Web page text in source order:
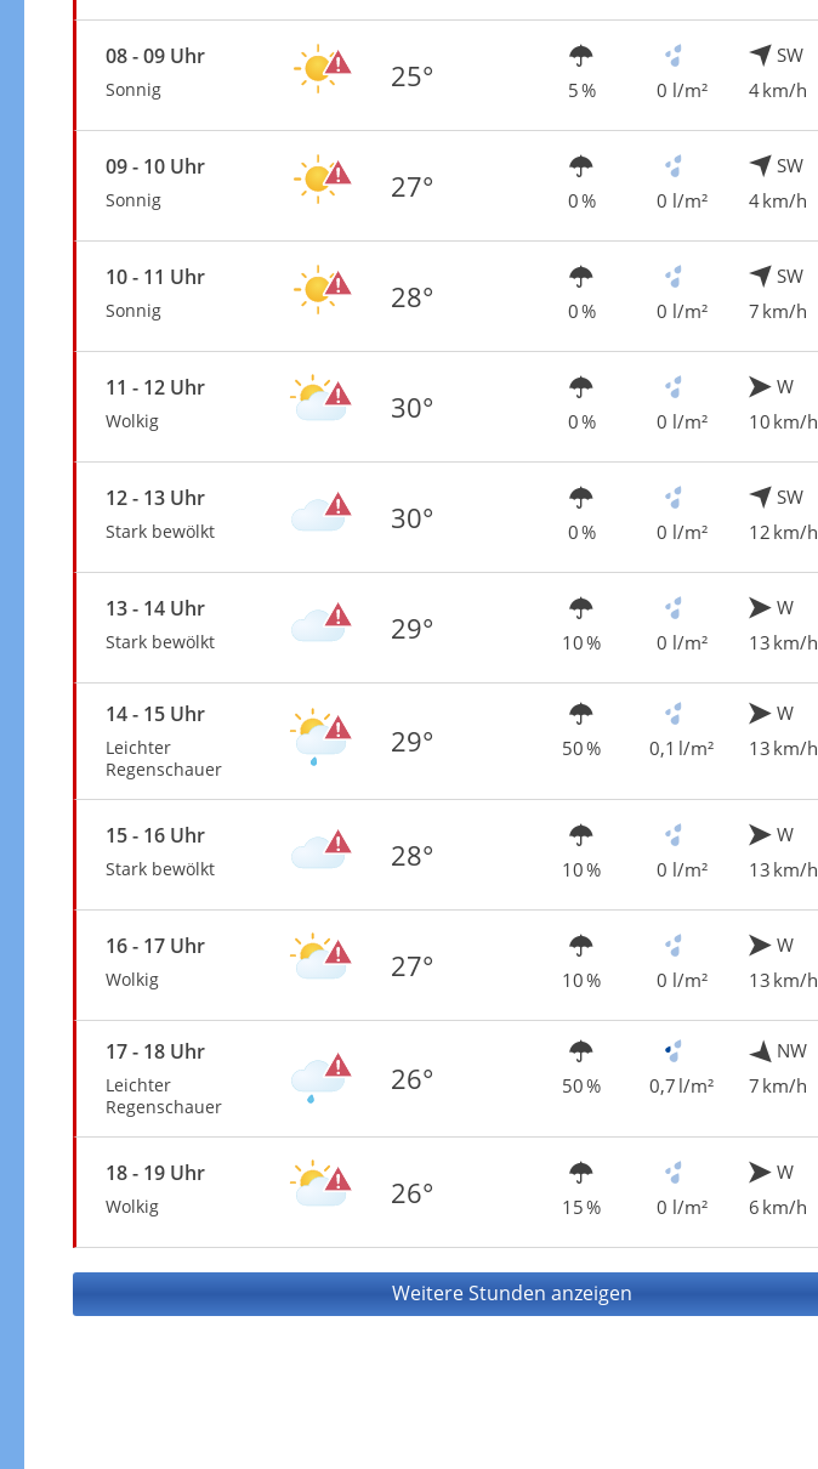
08 - 09 Uhr
Sonnig 25° 5 % 0 l/m²
SW
4 km/h
09 - 10 Uhr
Sonnig 27° 0 % 0 l/m²
SW
4 km/h
10 - 11 Uhr
Sonnig 28° 0 % 0 l/m²
SW
7 km/h
11 - 12 Uhr
Wolkig 30° 0 % 0 l/m²
W
10 km/h
12 - 13 Uhr
Stark bewölkt 30° 0 % 0 l/m²
SW
12 km/h
13 - 14 Uhr
Stark bewölkt 29° 10 % 0 l/m²
W
13 km/h
14 - 15 Uhr
Leichter
Regenschauer
29° 50 % 0,1 l/m²
W
13 km/h
15 - 16 Uhr
Stark bewölkt 28° 10 % 0 l/m²
W
13 km/h
16 - 17 Uhr
Wolkig 27° 10 % 0 l/m²
W
13 km/h
17 - 18 Uhr
Leichter
Regenschauer
26° 50 % 0,7 l/m²
NW
7 km/h
18 - 19 Uhr
Wolkig 26° 15 % 0 l/m²
W
6 km/h
Weitere Stunden anzeigen